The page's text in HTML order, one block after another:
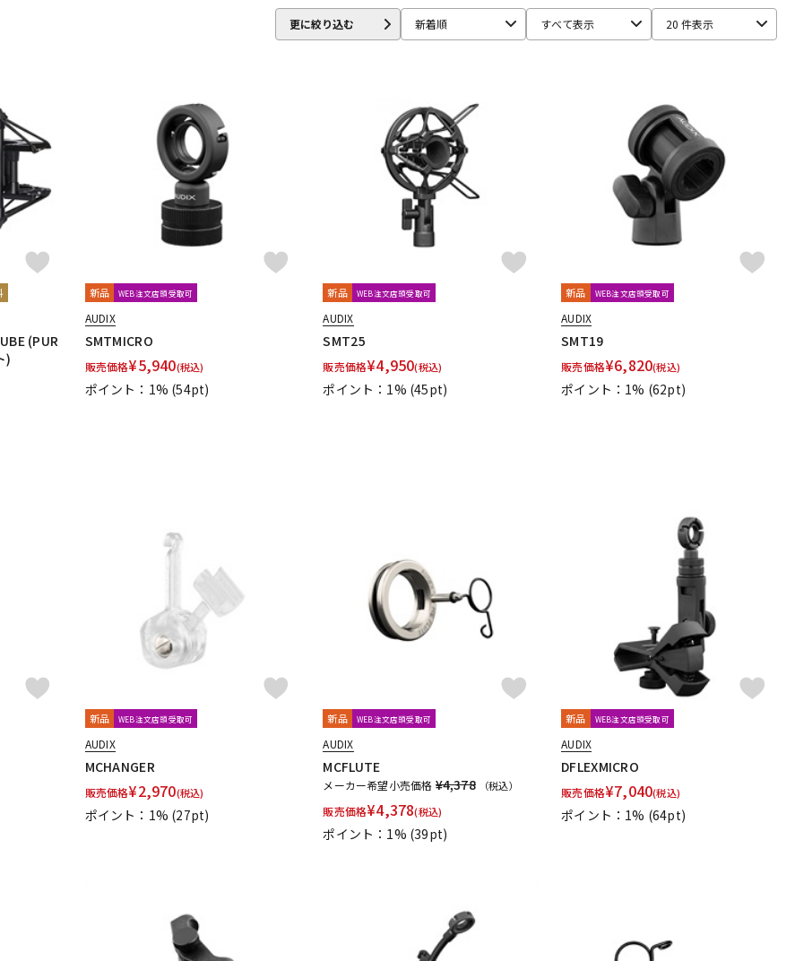
DYNAUDIO PRO Ear Trumpet Labs EARTHWORKS
Ehrlund Microphone
Eventide EXFORM Fischer Amps FMR AUDIO FOCAL
Focusrite
Ikebe Original ISO ACOUSTICS ISOVOX
JVC
KENTON KLH Audio KOTOBUKI KRK KVOX
marantz Professional MASELEC MATRIX Mee audio
MIDAS
Monkey Banana MONSTER CABLE Musikelectronic Geithain MUZEN
NEUMANN
DJ PRIMACOUSTIC PROIDEA
Rational Acoustics reProducer Audio Rhapsodio Roger Mayer Roland
Samar Audio Design SCHOEPS
SENNHEISER
SlateDigital SLR Studios SoundCraft SSL(Solid State Logic)
Teenage Engineering Thermionic Culture Tonelux Townsend Labs
更に絞り込む 新着順 すべて表示 20 件表示
(PUR
)
新品 WEB注文店頭受取可
AUDIX
SMTMICRO
販売価格¥5,940(税込)
ポイント：1% (54pt)
新品 WEB注文店頭受取可
AUDIX
SMT25
販売価格¥4,950(税込)
ポイント：1% (45pt)
新品 WEB注文店頭受取可
AUDIX
SMT19
販売価格¥6,820(税込)
ポイント：1% (62pt)
新品 WEB注文店頭受取可
AUDIX
MCHANGER
販売価格¥2,970(税込)
ポイント：1% (27pt)
新品 WEB注文店頭受取可
AUDIX
MCFLUTE
メーカー希望小売価格 ¥4,378 （税込）
販売価格¥4,378(税込)
ポイント：1% (39pt)
新品 WEB注文店頭受取可
AUDIX
DFLEXMICRO
販売価格¥7,040(税込)
ポイント：1% (64pt)